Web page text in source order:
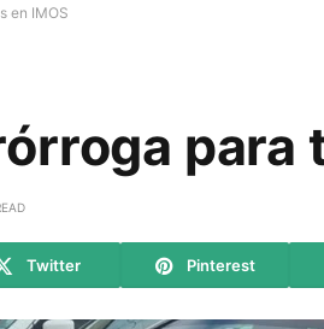
en IMOS
para
Twitter Pinterest